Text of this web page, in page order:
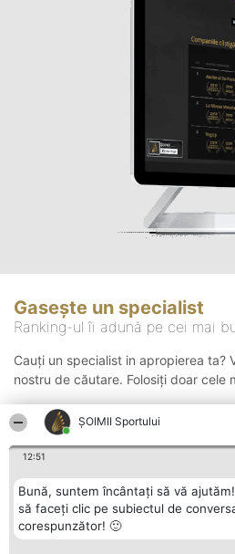
ȘOIMII Sportului
12:51
Bună, suntem încântați să vă
să faceți clic pe subiectul de
corespunzător! 🙂
Gasește un specialist
Ranking-ul îi adună pe cei mai
Cauți un specialist in apropierea ta?
nostru de căutare. Folosiți doar cele